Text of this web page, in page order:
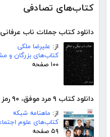
کتاب‌های تصادفی
دانلود کتاب جملات ناب
از: علیرضا ملکی
کتاب‌های بزرگان و
۱۰۰ صفحه
دانلود کتاب ۹ مرد موفق، ۹۰ رمز موفقیت
از: ماهنامه شبکه
کتاب‌های علوم
۵۹ صفحه